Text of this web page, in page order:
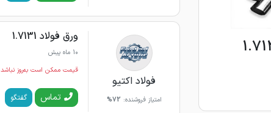
فولاد اکتیو
امتیاز فروشنده: 72%
ورق فولاد 1.7131
10 ماه پیش
قیمت ممکن است به‌روز نباشد
تماس گفتگو